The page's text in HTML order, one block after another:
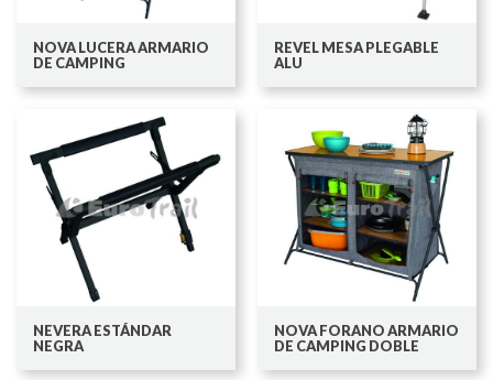
NOVA LUCERA ARMARIO
DE CAMPING
REVEL MESA PLEGABLE
ALU
NEVERA ESTÁNDAR
NEGRA
NOVA FORANO ARMARIO
DE CAMPING DOBLE